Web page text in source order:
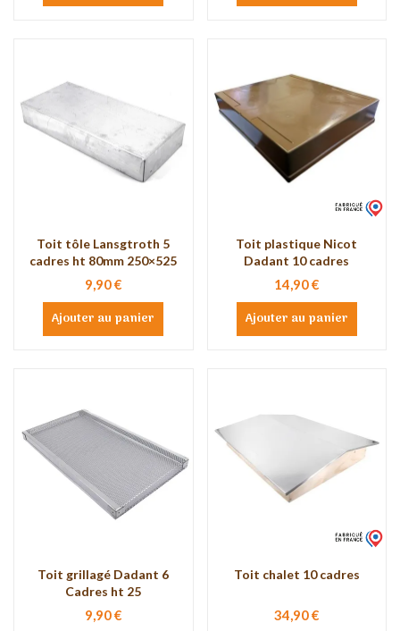
Toit tôle Lansgtroth 5
cadres ht 80mm 250×525
9,90 €
Ajouter au panier
Toit plastique Nicot
Dadant 10 cadres
14,90 €
Ajouter au panier
Toit grillagé Dadant 6
Cadres ht 25
9,90 €
Toit chalet 10 cadres
34,90 €